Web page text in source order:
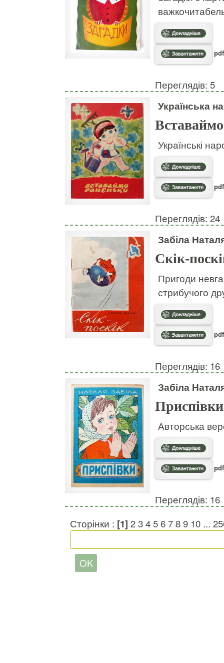
Переглядів: 5
Українська
Українські
Переглядів: 24
Забіла
Скік-
Пригоди
стрибучого
Переглядів: 16
Забіла
Приспівки
Авторська
Переглядів: 16
Сторінки : [1] 23456789 10 ...